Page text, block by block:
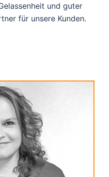
und guter
für unsere Kunden.